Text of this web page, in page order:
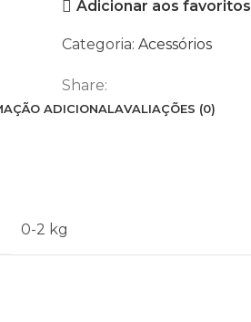
299
fluorescente
preto
e
Adicionar aos favoritos
Categoria: Acessórios
Share:
ADICIONALAVALIAÇÕES (0)
0-2 kg